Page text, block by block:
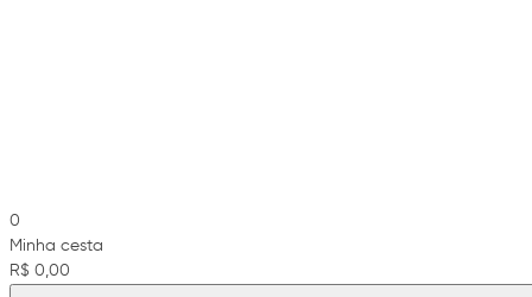
0
Minha cesta
R$ 0,00